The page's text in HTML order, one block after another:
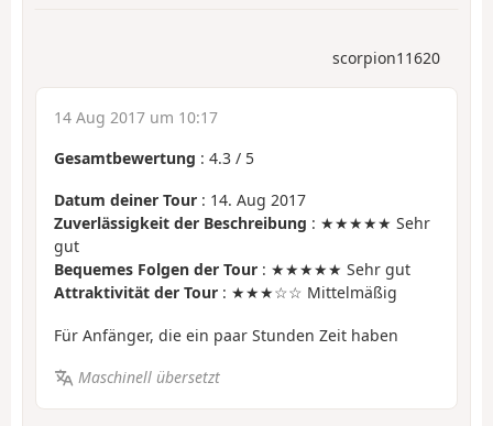
scorpion11620
14 Aug 2017 um 10:17
Gesamtbewertung : 4.3 / 5
Datum deiner Tour : 14. Aug 2017
Zuverlässigkeit der Beschreibung : ★★★★★ Sehr
gut
Bequemes Folgen der Tour : ★★★★★ Sehr gut
Attraktivität der Tour : ★★★☆☆ Mittelmäßig
Für Anfänger, die ein paar Stunden Zeit haben
Maschinell übersetzt